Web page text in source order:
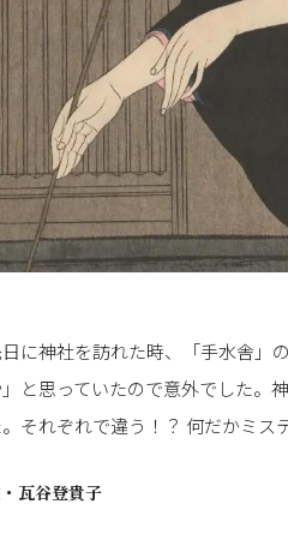
に神社を訪れた時、「手水舎」
と思っていたので意外でした。
それぞれで違う！？ 何だかミス
瓦谷登貴子